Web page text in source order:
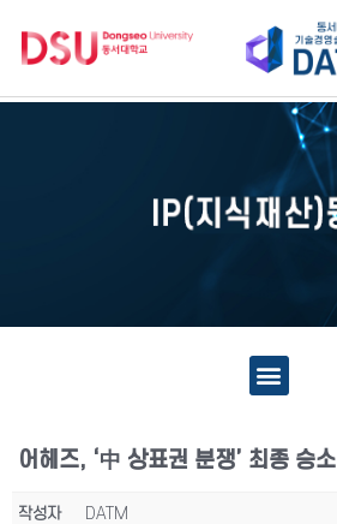
어헤즈, ‘中 상표권 분쟁’ 최종 승
작성자 DATM